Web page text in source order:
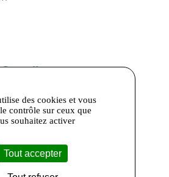
réseaux
des cookies et vous
contrôle sur ceux que
souhaitez activer
Tout accepter